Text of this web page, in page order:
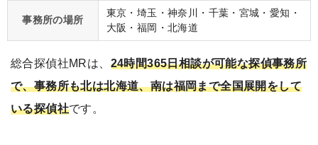
事務所の場所
東京・埼玉・神奈川・千葉・宮城・愛知・
大阪・福岡・北海道
総合探偵社MRは、 24時間365日相談が可能な探偵事務所
で、事務所も北は北海道、南は福岡まで全国展開をして
いる探偵社です。